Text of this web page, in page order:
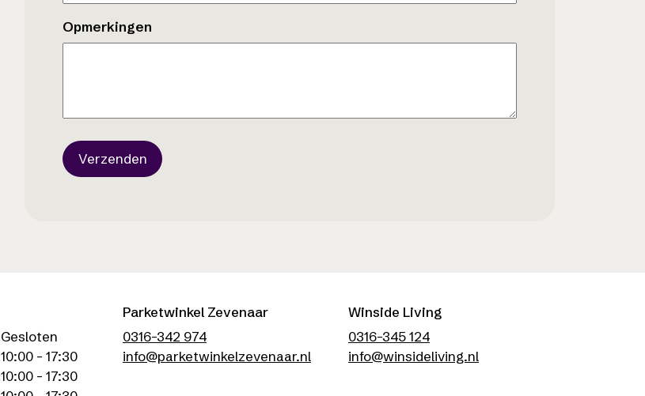
Opmerkingen
Gesloten
10:00 - 17:30
10:00 - 17:30
Parketwinkel Zevenaar
0316-342 974
info@parketwinkelzevenaar.nl
Winside Living
0316-345 124
info@winsideliving.nl